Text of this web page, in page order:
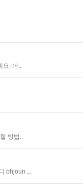
요. 아..
방법..
bhjoun ,..